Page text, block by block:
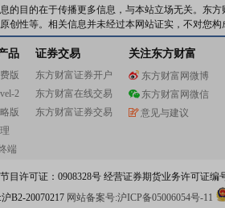
的目的在于传播更多信息，与本站立场无关。东
创性等。相关信息并未经过本网站证实，不对您
品
版
2
版
端
证券交易
东方财富证券开户
东方财富在线交易
东方财富证券交易
关注东方财富
东方财富网微博
东方财富网微信
意见与建议
目许可证：0908328号 经营证券期货业务许可证编
B2-20070217 网站备案号:沪ICP备05006054号-11